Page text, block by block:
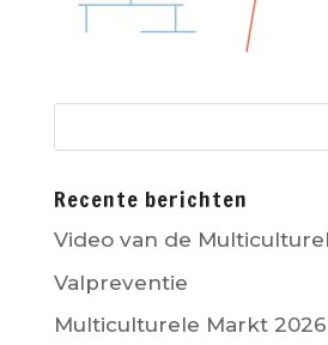
Recente berichten
Video van de
Valpreventie
Multiculturele Markt 2026